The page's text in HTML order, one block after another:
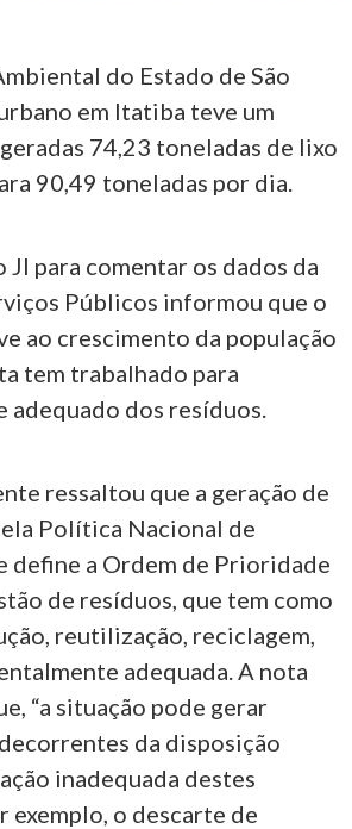
do Estado de São
em Itatiba teve um
74,23 toneladas de lixo
90,49 toneladas por dia.
para comentar os dados da
Públicos informou que o
ao crescimento da população
tem trabalhado para
adequado dos resíduos.
ressaltou que a geração de
Política Nacional de
define a Ordem de Prioridade
de resíduos, que tem como
reutilização, reciclagem,
adequada. A nota
“a situação pode gerar
da disposição
inadequada destes
exemplo, o descarte de